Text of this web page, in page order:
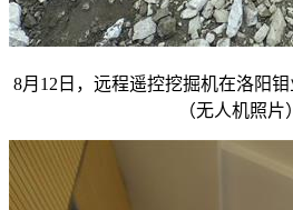
8月12日，远程遥控挖掘机在洛阳
（无人机照片